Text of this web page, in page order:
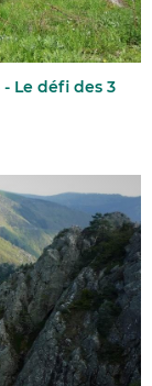
- Le défi des 3